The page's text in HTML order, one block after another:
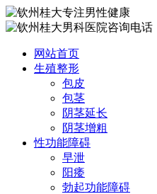
网站首页
生殖整形
包皮
包茎
阴茎延长
阴茎增粗
性功能障碍
早泄
阳痿
勃起功能障碍